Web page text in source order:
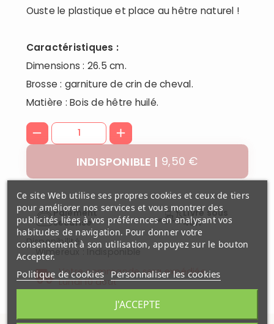
Ouste le plastique et place au hêtre naturel !
Caractéristiques :
Dimensions : 26.5 cm.
Brosse : garniture de crin de cheval.
Matière : Bois de hêtre huilé.
9,50 €
INDISPONIBLE
Paiement
securisé
Livré sous
48H
Disponibilité
Wimereux: Indisponible
Votre commande sera expédiée
Lundi 10 aout
Ce site Web utilise ses propres cookies et ceux de tiers
pour améliorer nos services et vous montrer des
publicités liées à vos préférences en analysant vos
habitudes de navigation. Pour donner votre
consentement à son utilisation, appuyez sur le bouton
Accepter.
Politique de cookies Personnaliser les cookies
J'ACCEPTE